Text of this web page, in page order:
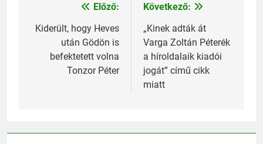
Bejegyzés
navigáció
Előző:
Kiderült, hogy Heves
után Gödön is
befektetett volna
Tonzor Péter
Következő:
„Kinek adták át
Varga Zoltán Péterék
a híroldalaik kiadói
jogát” című cikk
miatt